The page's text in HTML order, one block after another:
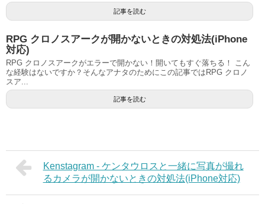
記事を読む
RPG クロノスアークが開かないときの対処法(iPhone
対応)
RPG クロノスアークがエラーで開かない！開いてもすぐ落ちる！ こん
な経験はないですか？そんなアナタのためにこの記事ではRPG クロノ
スア...
記事を読む
Kenstagram - ケンタウロスと一緒に写真が撮れ
るカメラが開かないときの対処法(iPhone対応)